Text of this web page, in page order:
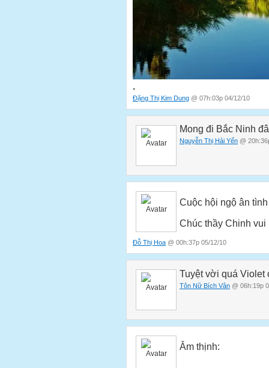
.
Đặng Thị Kim Dung @ 07h:03p 04/12/10
Mong đi Bắc Ninh
Nguyễn Thị Hải Yến @
Cuộc hội ngộ ân tình
Chúc thầy Chinh
Đỗ Thị Hoa @ 00h:37p 05/12/10
Tuyệt vời quá Violet
Tôn Nữ Bích Vân @ 06h:19p
Âm thịnh: